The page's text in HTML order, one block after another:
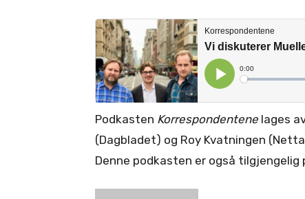
Podkasten Korrespondentene lages
(Dagbladet) og Roy Kvatningen
Denne podkasten er også tilgjengelig